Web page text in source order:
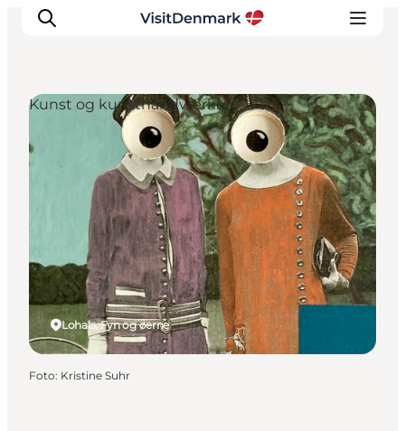
Inspiration
Destinationer
Oplevelser
Overnatning
Planlæg ferien
Lohals, Fyn og øerne
Kunst og kunsthåndværkere
Foto: Kristine Suhr